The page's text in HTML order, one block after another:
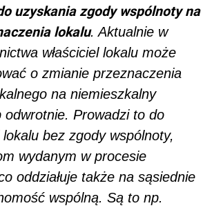
uzyskania zgody wspólnoty na
lokalu. Aktualnie w
właściciel lokalu może
o zmianie przeznaczenia
na niemieszkalny
odwrotnie. Prowadzi to do
bez zgody wspólnoty,
wydanym w procesie
oddziałuje także na sąsiednie
wspólną. Są to np.